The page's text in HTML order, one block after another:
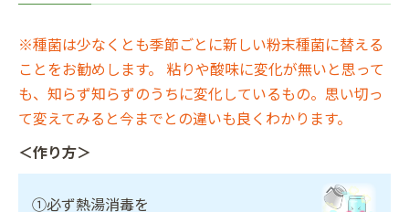
※種菌は少なくとも季節ごとに新しい粉末種菌に替える
ことをお勧めします。 粘りや酸味に変化が無いと思って
も、知らず知らずのうちに変化しているもの。思い切っ
て変えてみると今までとの違いも良くわかります。
＜作り方＞
①必ず熱湯消毒を